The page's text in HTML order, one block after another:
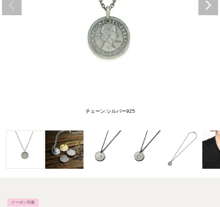
チェーン:シルバー925
クーポン対象